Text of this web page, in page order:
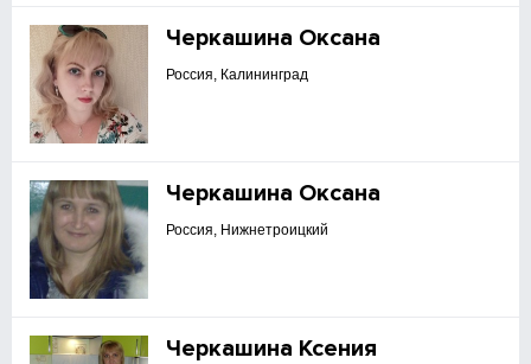
Черкашина Оксана
Россия, Калининград
Черкашина Оксана
Россия, Нижнетроицкий
Черкашина Ксения